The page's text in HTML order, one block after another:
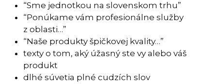
“Sme jednotkou na slovenskom trhu”
“Ponúkame vám profesionálne služby
z oblasti…”
“Naše produkty špičkovej kvality…”
texty o tom, aký úžasný ste vy alebo váš
produkt
dlhé súvetia plné cudzích slov